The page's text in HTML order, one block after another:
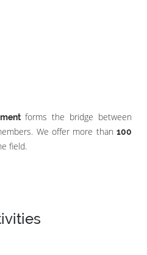
forms the bridge between
We offer more than 100
field.